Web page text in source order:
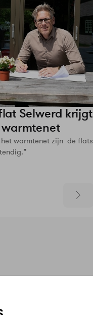
Selwerd krijgt
warmtenet zijn de flats